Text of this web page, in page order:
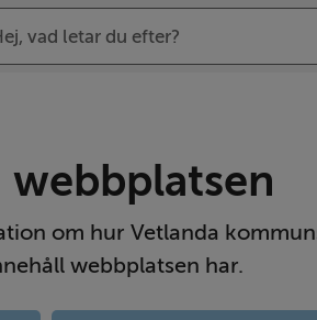
webbplatsen
om hur Vetlanda
webbplatsen har.